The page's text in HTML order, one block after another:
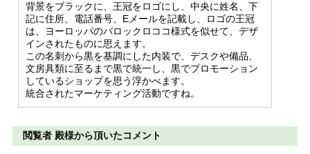
背景をブラックに、王冠をロゴにし、中央に姓名、下
記に住所、電話番号、Eメールを記載し、ロゴの王冠
は、ヨーロッパのバロックロココ様式を似せて、デザ
インされたものに思えます。
この名刺から黒を基調にした内装で、デスクや備品、
文房具類に至るまで黒で統一し、黒でプロモーション
しているショップを思う浮かべます。
統合されたマーケティング活動ですね。
閲覧者 殿様から頂いたコメント